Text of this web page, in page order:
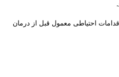
احتیاطی معمول قبل از درمان